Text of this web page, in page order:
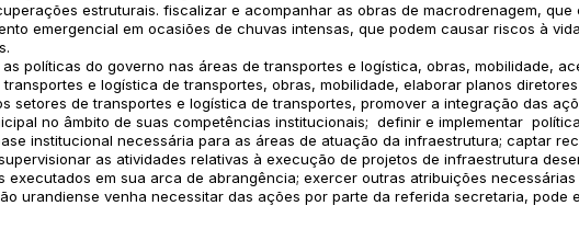
estruturais. fiscalizar e acompanhar as obras de macrodrenagem,
emergencial em ocasiões de chuvas intensas, que podem causar riscos à
políticas do governo nas áreas de transportes e logística, obras, mobilidade,
e logística de transportes, obras, mobilidade, elaborar planos
setores de transportes e logística de transportes, promover a integração das
no âmbito de suas competências institucionais; definir e implementar
institucional necessária para as áreas de atuação da infraestrutura; captar
as atividades relativas à execução de projetos de infraestrutura
em sua arca de abrangência; exercer outras atribuições
urandiense venha necessitar das ações por parte da referida secretaria, pode